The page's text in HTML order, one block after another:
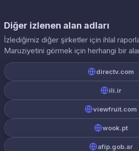
Diğer izlenen alan adları
İzlediğimiz diğer şirketler için ihlal
Maruziyetini görmek için herhangi bir alan
directv.com
ili.ir
viewfruit.com
wook.pt
afip.gob.ar